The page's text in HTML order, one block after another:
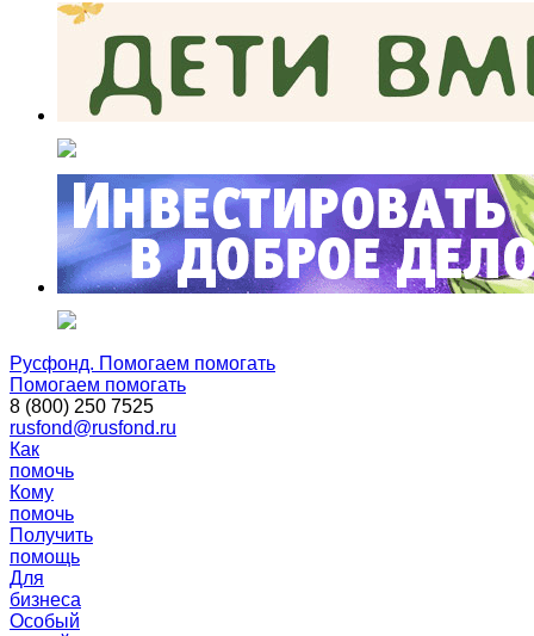
Русфонд. Помогаем помогать
Помогаем помогать
8 (800) 250 7525
rusfond@rusfond.ru
Как
помочь
Кому
помочь
Получить
помощь
Для
бизнеса
Особый